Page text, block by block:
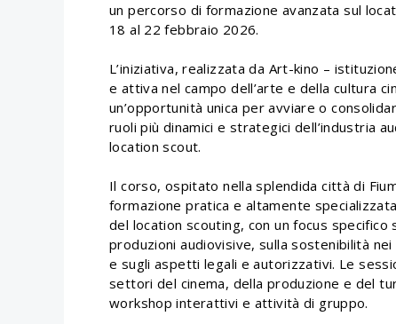
un percorso di formazione avanzata sul
18 al 22 febbraio 2026.
L’iniziativa, realizzata da Art-kino –
e attiva nel campo dell’arte e della cultura
un’opportunità unica per avviare o
ruoli più dinamici e strategici dell’industria
location scout.
Il corso, ospitato nella splendida città di
formazione pratica e altamente
del location scouting, con un focus
produzioni audiovisive, sulla sostenibilità
e sugli aspetti legali e autorizzativi. Le
settori del cinema, della produzione e del
workshop interattivi e attività di gruppo.